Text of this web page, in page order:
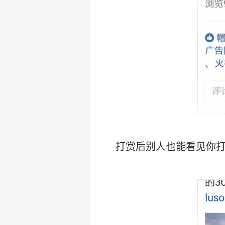
打赏后别人也能看见你